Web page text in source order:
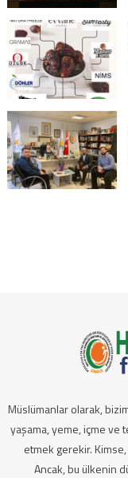
Müslümanlar olarak,
yaşama, yeme, içme ve
etmek gerekir.
Ancak, bu ülkenin